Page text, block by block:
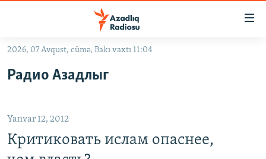
Əsas
qayıt
qayıt
Axtarışa
#İZAHLA
FƏRQƏ BAX
2026, 07 Avqust, cümə, Bakı vaxtı 11:04
Радио Азадлыг
Yanvar 12, 2012
Критиковать ислам опаснее,